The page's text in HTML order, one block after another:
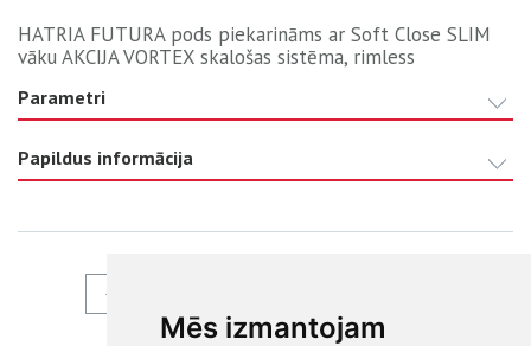
Mēs izmantojam
HATRIA FUTURA pods piekarināms ar Soft Close SLIM
vāku AKCIJA VORTEX skalošas sistēma, rimless
Parametri
Papildus informācija